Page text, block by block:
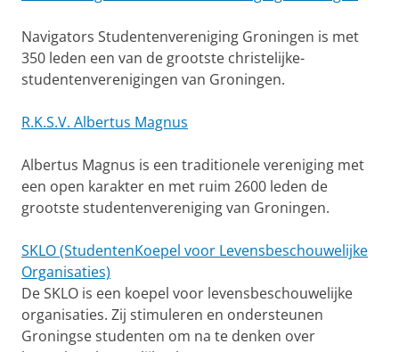
Navigators Studentenvereniging Groningen is met
350 leden een van de grootste christelijke-
studentenverenigingen van Groningen.
R.K.S.V. Albertus Magnus
Albertus Magnus is een traditionele vereniging met
een open karakter en met ruim 2600 leden de
grootste studentenvereniging van Groningen.
SKLO (StudentenKoepel voor Levensbeschouwelijke
Organisaties)
De SKLO is een koepel voor levensbeschouwelijke
organisaties. Zij stimuleren en ondersteunen
Groningse studenten om na te denken over